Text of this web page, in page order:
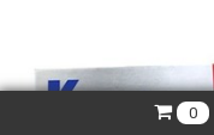
0